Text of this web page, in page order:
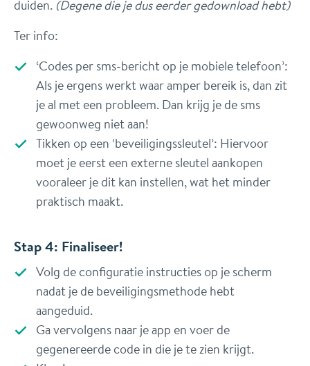
duiden. (Degene die je dus eerder gedownload hebt)
Ter info:
‘Codes per sms-bericht op je mobiele telefoon’:
Als je ergens werkt waar amper bereik is, dan zit
je al met een probleem. Dan krijg je de sms
gewoonweg niet aan!
Tikken op een ‘beveiligingssleutel’: Hiervoor
moet je eerst een externe sleutel aankopen
vooraleer je dit kan instellen, wat het minder
praktisch maakt.
Stap 4: Finaliseer!
Volg de configuratie instructies op je scherm
nadat je de beveiligingsmethode hebt
aangeduid.
Ga vervolgens naar je app en voer de
gegenereerde code in die je te zien krijgt.